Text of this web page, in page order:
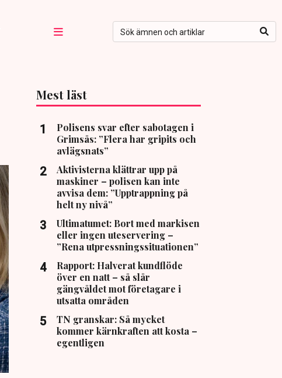
Mest läst
Polisens svar efter sabotagen i
Grimsås: ”Flera har gripits och
avlägsnats”
Aktivisterna klättrar upp på
maskiner – polisen kan inte
avvisa dem: ”Upptrappning på
helt ny nivå”
Ultimatumet: Bort med markisen
eller ingen uteservering –
”Rena utpressningssituationen”
Rapport: Halverat kundflöde
över en natt – så slår
gängvåldet mot företagare i
utsatta områden
TN granskar: Så mycket
kommer kärnkraften att kosta –
egentligen